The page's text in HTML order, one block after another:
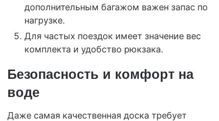
дополнительным багажом важен запас по
нагрузке.
Для частых поездок имеет значение вес
комплекта и удобство рюкзака.
Безопасность и комфорт на
воде
Даже самая качественная доска требует